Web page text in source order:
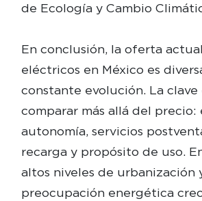
de Ecología y Cambio
En conclusión, la oferta
eléctricos en México es
constante evolución. La clave
comparar más allá del precio:
autonomía, servicios
recarga y propósito de uso.
altos niveles de urbanización
preocupación energética